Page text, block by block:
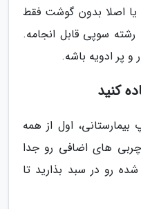
اصلا بدون گوشت فقط
رشته سوپی قابل انجامه.
پر ادویه باشه.
کنید
اول از همه
های اضافی رو جدا
رو در سبد بذارید تا